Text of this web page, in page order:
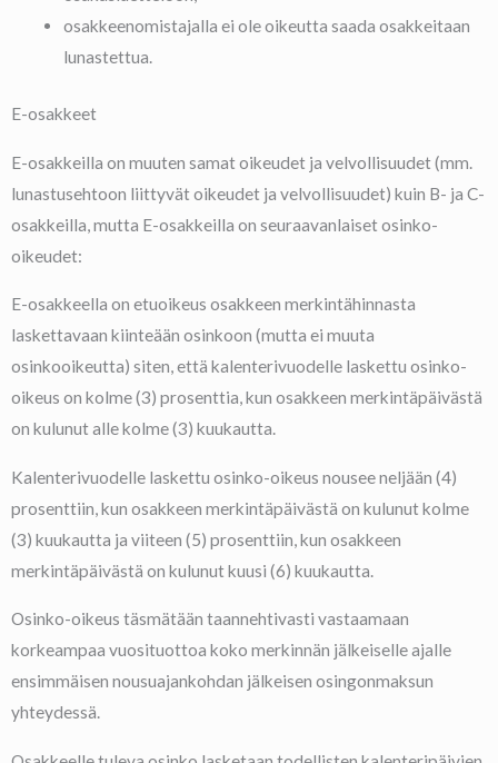
osakkeenomistajalla ei ole oikeutta saada osakkeitaan
lunastettua.
E-osakkeet
E-osakkeilla on muuten samat oikeudet ja velvollisuudet (mm.
lunastusehtoon liittyvät oikeudet ja velvollisuudet) kuin B- ja C-
osakkeilla, mutta E-osakkeilla on seuraavanlaiset osinko-
oikeudet:
E-osakkeella on etuoikeus osakkeen merkintähinnasta
laskettavaan kiinteään osinkoon (mutta ei muuta
osinkooikeutta) siten, että kalenterivuodelle laskettu osinko-
oikeus on kolme (3) prosenttia, kun osakkeen merkintäpäivästä
on kulunut alle kolme (3) kuukautta.
Kalenterivuodelle laskettu osinko-oikeus nousee neljään (4)
prosenttiin, kun osakkeen merkintäpäivästä on kulunut kolme
(3) kuukautta ja viiteen (5) prosenttiin, kun osakkeen
merkintäpäivästä on kulunut kuusi (6) kuukautta.
Osinko-oikeus täsmätään taannehtivasti vastaamaan
korkeampaa vuosituottoa koko merkinnän jälkeiselle ajalle
ensimmäisen nousuajankohdan jälkeisen osingonmaksun
yhteydessä.